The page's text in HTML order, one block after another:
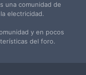
una comunidad de
electricidad.
y en pocos
del foro.